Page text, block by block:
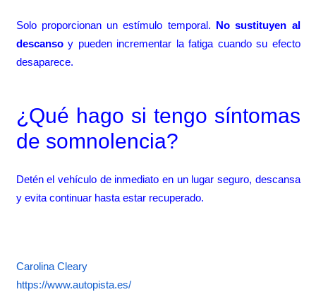
Solo proporcionan un estímulo temporal. No sustituyen al
descansoy pueden incrementar la fatiga cuando su efecto
desaparece.
¿Qué hago si tengo síntomas
de somnolencia?
Detén el vehículo de inmediato en un lugar seguro, descansa
y evita continuar hasta estar recuperado.
Carolina Cleary
https://www.autopista.es/